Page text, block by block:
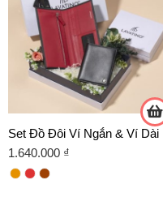
1.640.000 ₫